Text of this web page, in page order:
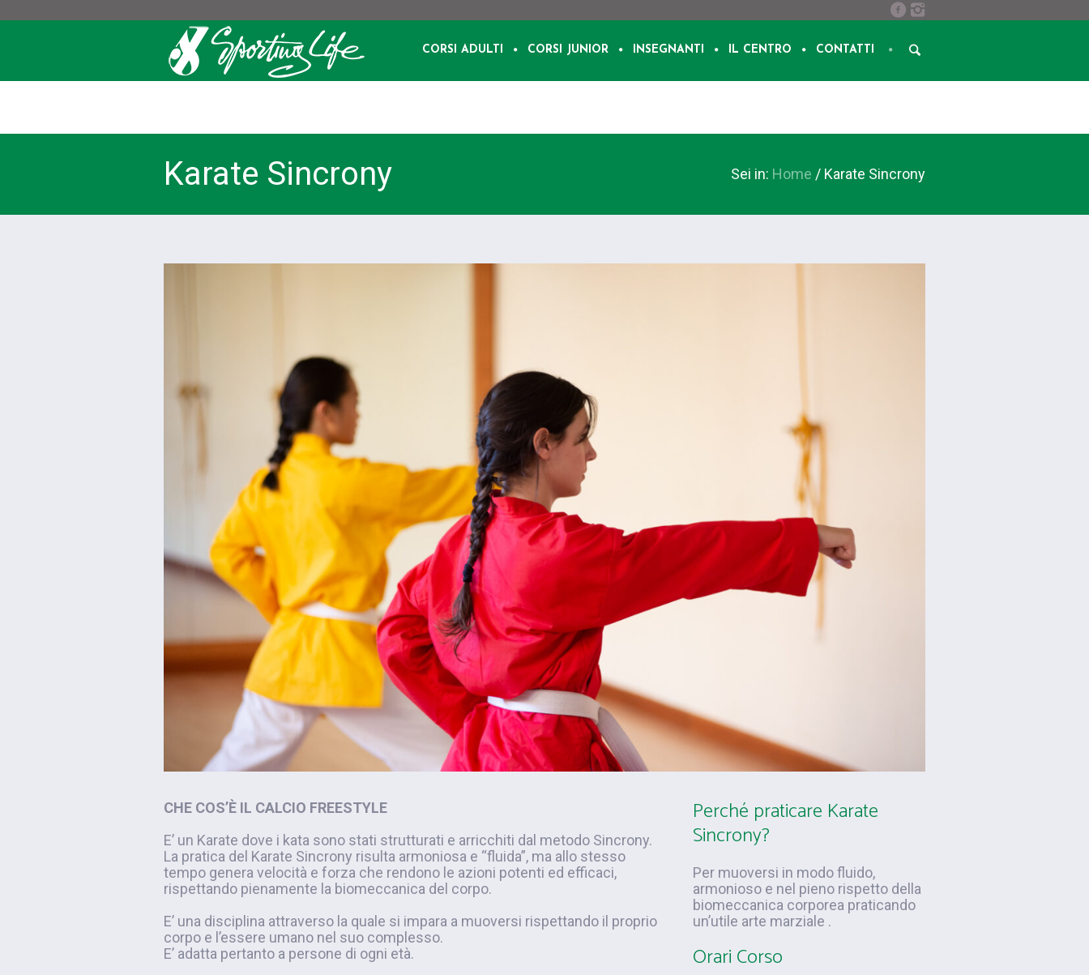
CORSI ADULTI CORSI JUNIOR INSEGNANTI IL CENTRO CONTATTI
Karate Sincrony Sei in: Home / Karate Sincrony
CHE COS’È IL CALCIO FREESTYLE
E’ un Karate dove i kata sono stati strutturati e arricchiti dal metodo Sincrony.
La pratica del Karate Sincrony risulta armoniosa e “fluida”, ma allo stesso
tempo genera velocità e forza che rendono le azioni potenti ed efficaci,
rispettando pienamente la biomeccanica del corpo.
E’ una disciplina attraverso la quale si impara a muoversi rispettando il proprio
corpo e l’essere umano nel suo complesso.
E’ adatta pertanto a persone di ogni età.
Perché praticare Karate
Sincrony?
Per muoversi in modo fluido,
armonioso e nel pieno rispetto della
biomeccanica corporea praticando
un’utile arte marziale .
Orari Corso